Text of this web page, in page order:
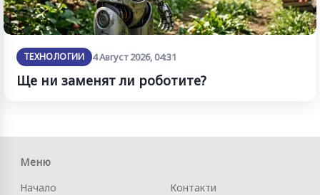
ТЕХНОЛОГИИ 4 Август 2026, 04:31
Ще ни заменят ли роботите?
Меню
Начало
Контакти